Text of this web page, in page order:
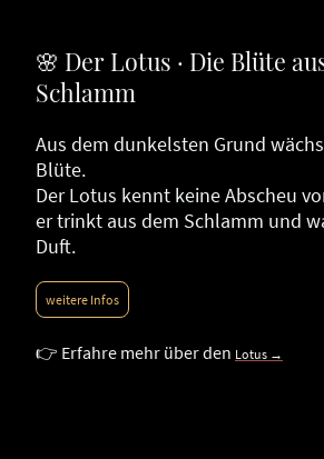
🌸 Der Lotus · Die Blüte
Schlamm
Aus dem dunkelsten Grund
Blüte.
Der Lotus kennt keine Abscheu
er trinkt aus dem Schlamm und
Duft.
weitere Infos
👉 Erfahre mehr über den Lotus →